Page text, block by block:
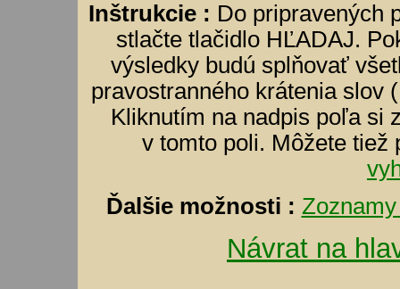
Inštrukcie : Do pripravených
stlačte tlačidlo HĽADAJ.
výsledky budú splňovať
pravostranného krátenia slov
Kliknutím na nadpis poľa si
v tomto poli. Môžete
Ďalšie možnosti :
Návrat na